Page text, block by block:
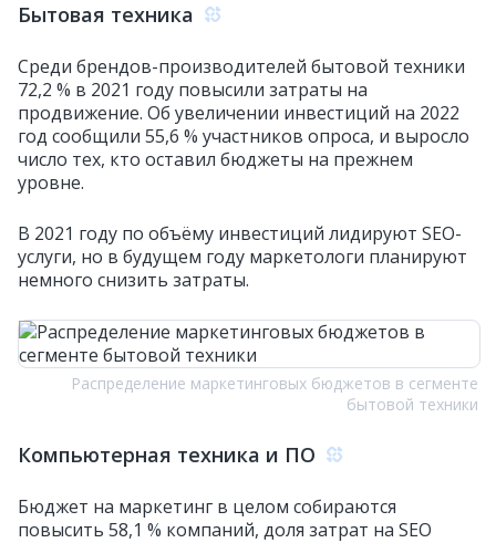
Бытовая техника
Среди брендов-производителей бытовой техники
72,2 % в 2021 году повысили затраты на
продвижение. Об увеличении инвестиций на 2022
год сообщили 55,6 % участников опроса, и выросло
число тех, кто оставил бюджеты на прежнем
уровне.
В 2021 году по объёму инвестиций лидируют SEO-
услуги, но в будущем году маркетологи планируют
немного снизить затраты.
Распределение маркетинговых бюджетов в сегменте
бытовой техники
Компьютерная техника и ПО
Бюджет на маркетинг в целом собираются
повысить 58,1 % компаний, доля затрат на SEO